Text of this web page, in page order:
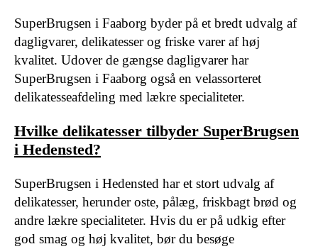
SuperBrugsen i Faaborg byder på et bredt udvalg af
dagligvarer, delikatesser og friske varer af høj
kvalitet. Udover de gængse dagligvarer har
SuperBrugsen i Faaborg også en velassorteret
delikatesseafdeling med lækre specialiteter.
Hvilke delikatesser tilbyder SuperBrugsen
i Hedensted?
SuperBrugsen i Hedensted har et stort udvalg af
delikatesser, herunder oste, pålæg, friskbagt brød og
andre lækre specialiteter. Hvis du er på udkig efter
god smag og høj kvalitet, bør du besøge